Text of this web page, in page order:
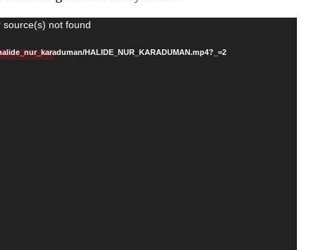
not found
HALIDE_NUR_KARADUMAN.mp4?_=2